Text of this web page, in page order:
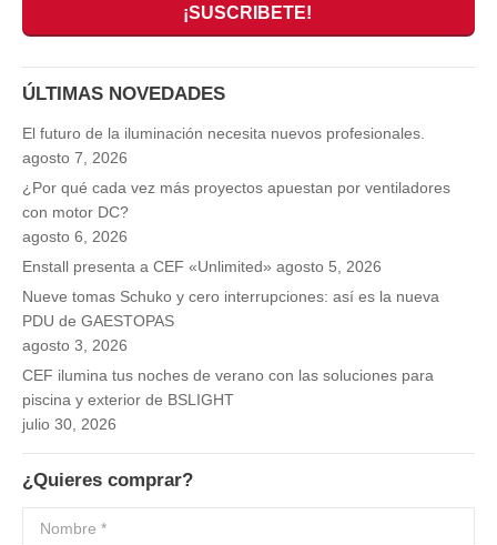
ÚLTIMAS NOVEDADES
El futuro de la iluminación necesita nuevos profesionales.
agosto 7, 2026
¿Por qué cada vez más proyectos apuestan por ventiladores
con motor DC?
agosto 6, 2026
Enstall presenta a CEF «Unlimited» agosto 5, 2026
Nueve tomas Schuko y cero interrupciones: así es la nueva
PDU de GAESTOPAS
agosto 3, 2026
CEF ilumina tus noches de verano con las soluciones para
piscina y exterior de BSLIGHT
julio 30, 2026
¿Quieres comprar?
Nombre *